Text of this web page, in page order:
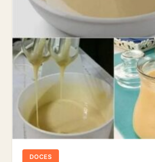
DOCES